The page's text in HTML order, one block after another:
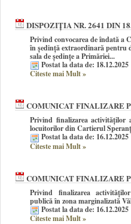
DISPOZIȚIA NR. 2641 DIN
Privind convocarea de îndată a
în şedinţă extraordinară pentru
sala de ședințe a Primăriei...
Postat la data de: 18.12.2025
Citeste mai Mult»
COMUNICAT FINALIZARE
Privind finalizarea activităților
locuitorilor din Cartierul
Postat la data de: 16.12.2025
Citeste mai Mult»
COMUNICAT FINALIZARE
Privind finalizarea
publică în zona marginalizată
Postat la data de: 16.12.2025
Citeste mai Mult»